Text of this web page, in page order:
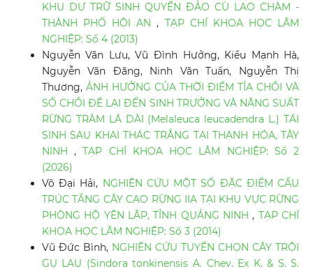
KHU DỰ TRỮ SINH QUYỂN ĐẢO CÙ LAO CHÀM -
THÀNH PHỐ HỘI AN, TẠP CHÍ KHOA HỌC LÂM
NGHIỆP: Số 4 (2013)
Nguyễn Văn Lưu, Vũ Đình Hưởng, Kiều Mạnh Hà,
Nguyễn Văn Đăng, Ninh Văn Tuấn, Nguyễn Thị
Thương, ẢNH HƯỞNG CỦA THỜI ĐIỂM TỈA CHỒI VÀ
SỐ CHỒI ĐỂ LẠI ĐẾN SINH TRƯỞNG VÀ NĂNG SUẤT
RỪNG TRÀM LÁ DÀI (Melaleuca leucadendra L.) TÁI
SINH SAU KHAI THÁC TRẮNG TẠI THẠNH HÓA, TÂY
NINH,TẠP CHÍ KHOA HỌC LÂM NGHIỆP: Số 2
(2026)
Võ Đại Hải, NGHIÊN CỨU MỘT SỐ ĐẶC ĐIỂM CẤU
TRÚC TẦNG CÂY CAO RỪNG IIA TẠI KHU VỰC RỪNG
PHÒNG HỘ YÊN LẬP, TỈNH QUẢNG NINH, TẠP CHÍ
KHOA HỌC LÂM NGHIỆP: Số 3 (2014)
Vũ Đức Bình, NGHIÊN CỨU TUYỂN CHỌN CÂY TRỘI
GỤ LAU (Sindora tonkinensis A. Chev. Ex K. & S. S.